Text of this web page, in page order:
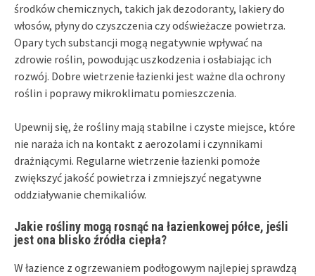
środków chemicznych, takich jak dezodoranty, lakiery do
włosów, płyny do czyszczenia czy odświeżacze powietrza.
Opary tych substancji mogą negatywnie wpływać na
zdrowie roślin, powodując uszkodzenia i osłabiając ich
rozwój. Dobre wietrzenie łazienki jest ważne dla ochrony
roślin i poprawy mikroklimatu pomieszczenia.
Upewnij się, że rośliny mają stabilne i czyste miejsce, które
nie naraża ich na kontakt z aerozolami i czynnikami
drażniącymi. Regularne wietrzenie łazienki pomoże
zwiększyć jakość powietrza i zmniejszyć negatywne
oddziaływanie chemikaliów.
Jakie rośliny mogą rosnąć na łazienkowej półce, jeśli
jest ona blisko źródła ciepła?
W łazience z ogrzewaniem podłogowym najlepiej sprawdzą